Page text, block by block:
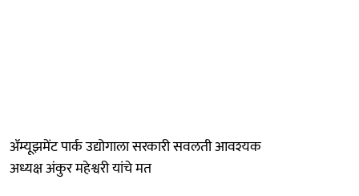
ॲम्यूझमेंट पार्क उद्योगाला सरकारी सवलती आवश्यक
अध्यक्ष अंकुर महेश्वरी यांचे मत